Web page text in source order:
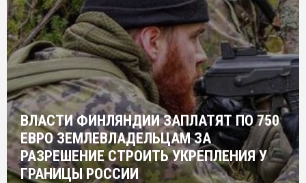
ВЛАСТИ ФИНЛЯНДИИ ЗАПЛАТЯТ ПО 750
ЕВРО ЗЕМЛЕВЛАДЕЛЬЦАМ ЗА
РАЗРЕШЕНИЕ СТРОИТЬ УКРЕПЛЕНИЯ У
ГРАНИЦЫ РОССИИ